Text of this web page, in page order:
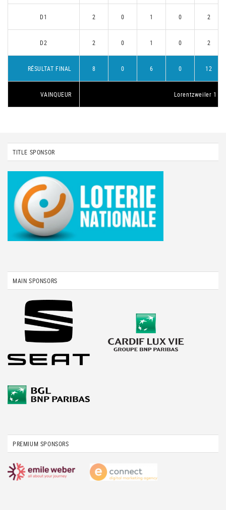
D1 2 0 1 0 2
D2 2 0 1 0 2
RÉSULTAT FINAL 8 0 6 0 12
VAINQUEUR Lorentzweiler 1
TITLE SPONSOR
MAIN SPONSORS
PREMIUM SPONSORS